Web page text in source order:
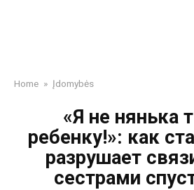
Home » Įdomybės
«Я не нянька
ребенку!»: как
разрушает
сестрами